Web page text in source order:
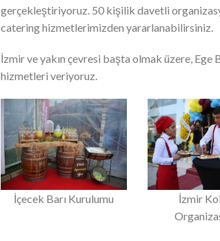
gerçekleştiriyoruz. 50 kişilik davetli
catering hizmetlerimizden yararlanabilirsiniz.
İzmir ve yakın çevresi başta olmak üzere,
hizmetleri veriyoruz.
İçecek Barı Kurulumu
İzmir